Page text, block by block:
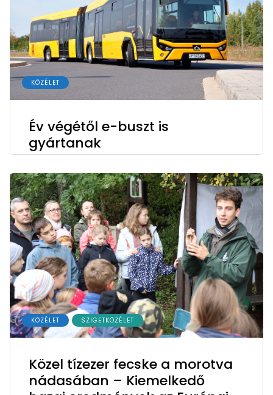
KÖZÉLET
Év végétől e-buszt is
gyártanak
KÖZÉLET SZIGETKÖZÉLET
Közel tízezer fecske a morotva
nádasában – Kiemelkedő